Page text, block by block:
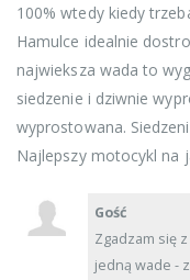
100% wtedy kiedy
Hamulce idealnie
najwieksza wada to
siedzenie i dziwnie
wyprostowana.
Najlepszy motocykl na
Gość
Zgadzam się
jedną wade -